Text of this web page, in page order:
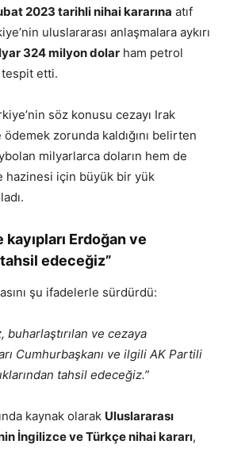
2023 tarihli nihai kararına atıf
uluslararası anlaşmalara aykırı
324 milyon dolar ham petrol
tespit etti.
söz konusu cezayı Irak
zorunda kaldığını belirten
milyarlarca doların hem de
hazinesi için büyük bir yük
Erdoğan ve
edeceğiz”
şu ifadelerle sürdürdü:
buharlaştırılan ve cezaya
Cumhurbaşkanı ve ilgili AK Partili
tahsil edeceğiz.”
kaynak olarak Uluslararası
İngilizce ve Türkçe nihai kararı,